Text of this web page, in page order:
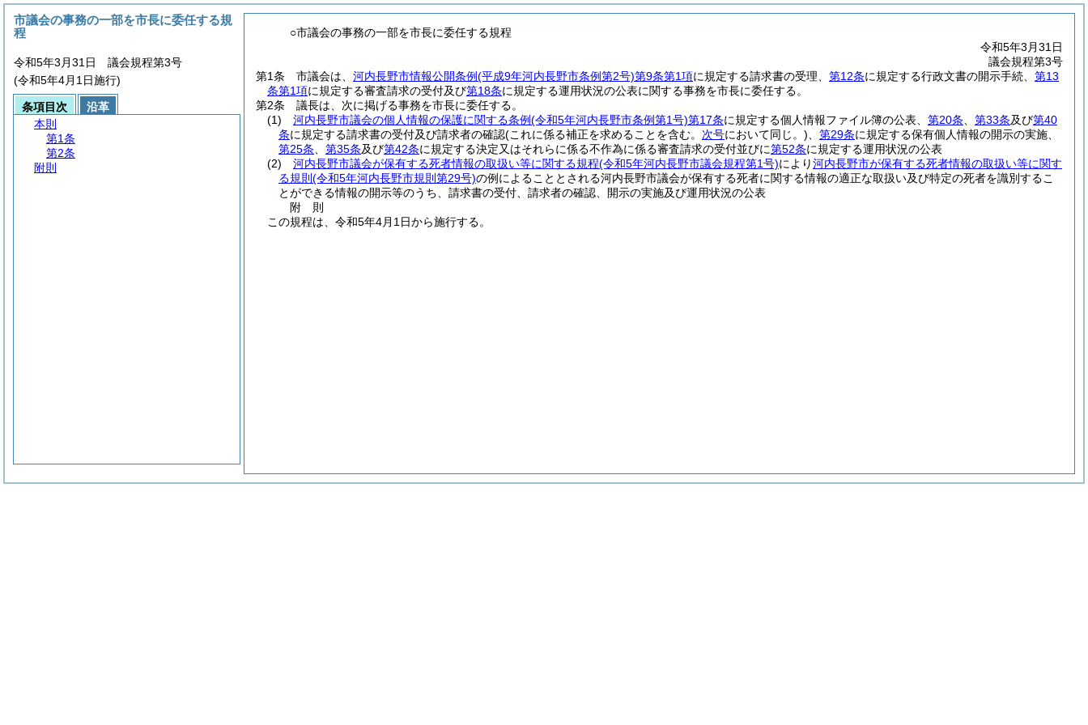
○市議会の事務の一部を市長に委任する規程
令和5年3月31日
議会規程第3号
第1条
市議会は、 河内長野市情報公開条例(平成9年河内長野市条例第2号)第9条第1項に規定する請求書の受理、 第12条に規定する行政文書の開示手続、 第13
条第1項に規定する審査請求の受付及び第18条に規定する運用状況の公表に関する事務を市長に委任する。
第2条
議長は、次に掲げる事務を市長に委任する。
(1)
河内長野市議会の個人情報の保護に関する条例(令和5年河内長野市条例第1号)第17条に規定する個人情報ファイル簿の公表、 第20条 第33条及び第40
条に規定する請求書の受付及び請求者の確認(これに係る補正を求めることを含む。 次号において同じ。) 第29条に規定する保有個人情報の開示の実施、
第25条
第35条及び第42条に規定する決定又はそれらに係る不作為に係る審査請求の受付並びに第52条に規定する運用状況の公表
(2)
河内長野市議会が保有する死者情報の取扱い等に関する規程(令和5年河内長野市議会規程第1号)により河内長野市が保有する死者情報の取扱い等に関す
る規則 (令和5年河内長野市規則第29号)の例によることとされる河内長野市議会が保有する死者に関する情報の適正な取扱い及び特定の死者を識別するこ
とができる情報の開示等のうち、請求書の受付、請求者の確認、開示の実施及び運用状況の公表
附 則
この規程は、令和5年4月1日から施行する。
市議会の事務の一部を市長に委任する規
程
令和5年3月31日 議会規程第3号
(令和5年4月1日施行)
条項目次
沿革
本則
第1条
第2条
附則